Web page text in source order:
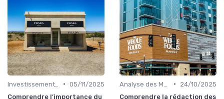
• 05/11/2025
Comprendre l’importance du
•
24/10/2025
Comprendre la rédaction des